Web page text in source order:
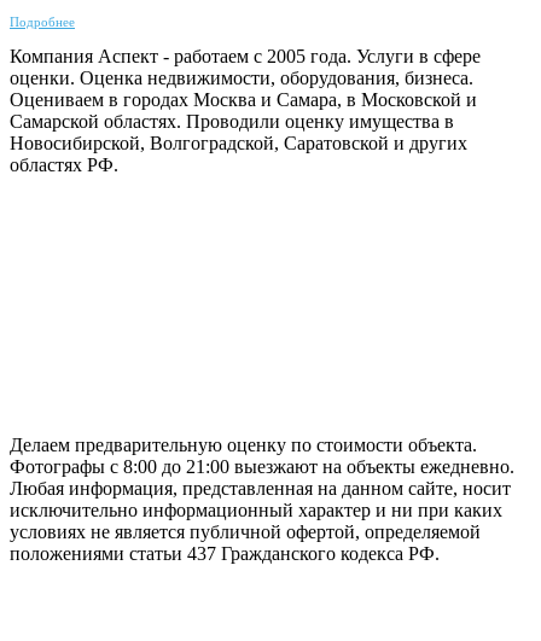
Подробнее
Компания Аспект - работаем с 2005 года. Услуги в сфере
оценки. Оценка недвижимости, оборудования, бизнеса.
Оцениваем в городах Москва и Самара, в Московской и
Самарской областях. Проводили оценку имущества в
Новосибирской, Волгоградской, Саратовской и других
областях РФ.
Делаем предварительную оценку по стоимости объекта.
Фотографы с 8:00 до 21:00 выезжают на объекты ежедневно.
Любая информация, представленная на данном сайте, носит
исключительно информационный характер и ни при каких
условиях не является публичной офертой, определяемой
положениями статьи 437 Гражданского кодекса РФ.